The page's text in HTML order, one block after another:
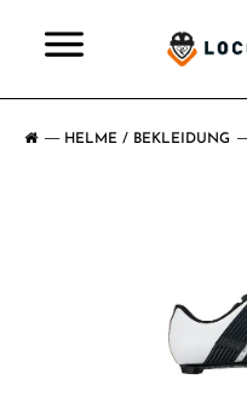
HELME / BEKLEIDUNG